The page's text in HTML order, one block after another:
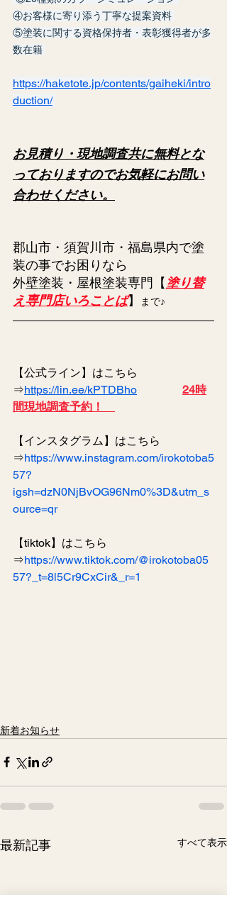
④お客様に寄り添う丁寧な提案資料
⑤塗装に関する資格保持者・表彰獲得者が多
数在籍
https://haketote.jp/contents/gaiheki/intro
duction/
お見積り・現地調査共に無料とな
っておりますのでお気軽にお問い
合わせください。
郡山市・須賀川市・福島県内で塗
装の事でお困りなら
外壁塗装・屋根塗装専門【 塗り替
え専門店いろことば】 まで♪
【公式ライン】はこちら
⇒https://lin.ee/kPTDBho
24時
間現地調査予約！
【インスタグラム】はこちら
⇒https://www.instagram.com/irokotoba5
57?
igsh=dzN0NjBvOG96Nm0%3D&utm_s
ource=qr
【tiktok】はこちら
⇒https://www.tiktok.com/@irokotoba05
57?_t=8l5Cr9CxCir&_r=1
新着お知らせ
最新記事 すべて表示